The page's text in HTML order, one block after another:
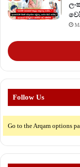
Follow Us
Go to the Arqam options